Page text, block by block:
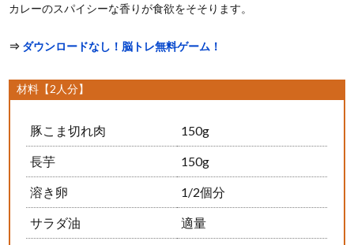
カレーのスパイシーな香りが食欲をそそります。
⇒ ダウンロードなし！脳トレ無料ゲーム！
材料【2人分】
豚こま切れ肉 150g
長芋 150g
溶き卵 1/2個分
サラダ油 適量